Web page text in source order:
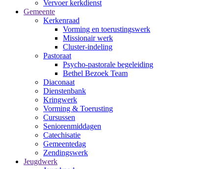
Vervoer kerkdienst
Gemeente
Kerkenraad
Vorming en toerustingswerk
Missionair werk
Cluster-indeling
Pastoraat
Psycho-pastorale begeleiding
Bethel Bezoek Team
Diaconaat
Dienstenbank
Kringwerk
Vorming & Toerusting
Cursussen
Seniorenmiddagen
Catechisatie
Gemeentedag
Zendingswerk
Jeugdwerk